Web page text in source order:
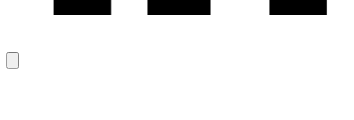
kopyala